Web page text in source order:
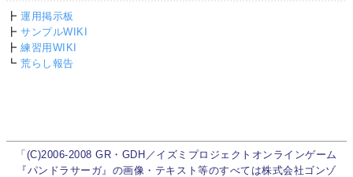
┣運用掲示板
┣サンプルWIKI
┣練習用WIKI
┗荒らし報告
「(C)2006-2008 GR・GDH／イズミプロジェクトオンラインゲーム
『パンドラサーガ』の画像・テキスト等のすべては株式会社ゴンゾ